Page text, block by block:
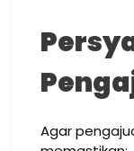
Agar